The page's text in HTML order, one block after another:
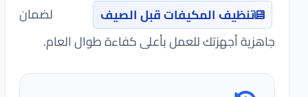
تنظيف المكيفات قبل الصيف
لضمان
جاهزية أجهزتك للعمل بأعلى كفاءة طوال العام.